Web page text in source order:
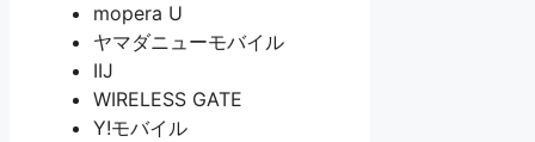
mopera U
ヤマダニューモバイル
IIJ
WIRELESS GATE
Y!モバイル